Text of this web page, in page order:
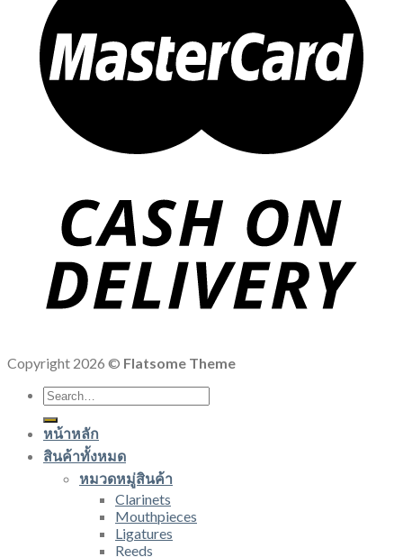
Copyright 2026 © Flatsome Theme
Search
for:
หน้าหลัก
สินค้าทั้งหมด
หมวดหมู่สินค้า
Clarinets
Mouthpieces
Ligatures
Reeds